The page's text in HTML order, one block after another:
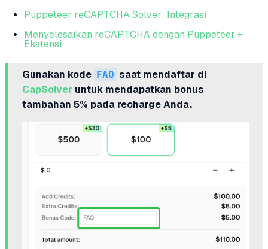
Puppeteer reCAPTCHA Solver: Integrasi
Menyelesaikan reCAPTCHA dengan Puppeteer +
Ekstensi
Gunakan kode FAQ saat mendaftar di
CapSolver untuk mendapatkan bonus
tambahan 5% pada recharge Anda.